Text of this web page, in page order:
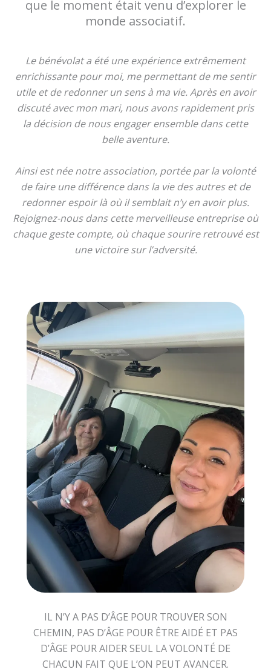
que le moment était venu d’explorer le
monde associatif.
Le bénévolat a été une expérience extrêmement
enrichissante pour moi, me permettant de me sentir
utile et de redonner un sens à ma vie. Après en avoir
discuté avec mon mari, nous avons rapidement pris
la décision de nous engager ensemble dans cette
belle aventure.
Ainsi est née notre association, portée par la volonté
de faire une différence dans la vie des autres et de
redonner espoir là où il semblait n’y en avoir plus.
Rejoignez-nous dans cette merveilleuse entreprise où
chaque geste compte, où chaque sourire retrouvé est
une victoire sur l’adversité.
IL N’Y A PAS D’ÂGE POUR TROUVER SON
CHEMIN, PAS D’ÂGE POUR ÊTRE AIDÉ ET PAS
D’ÂGE POUR AIDER SEUL LA VOLONTÉ DE
CHACUN FAIT QUE L’ON PEUT AVANCER.